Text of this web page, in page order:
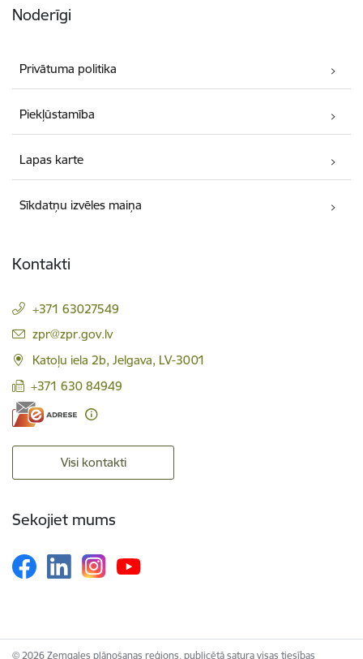
Noderīgi
Privātuma politika
Piekļūstamība
Lapas karte
Sīkdatņu izvēles maiņa
Kontakti
+371 63027549
E-pasts:
zpr@zpr.gov.lv
Katoļu iela 2b, Jelgava, LV-3001
+371 630 84949
Visi kontakti
Sekojiet mums
© 2026 Zemgales plānošanas reģions, publicētā satura visas tiesības